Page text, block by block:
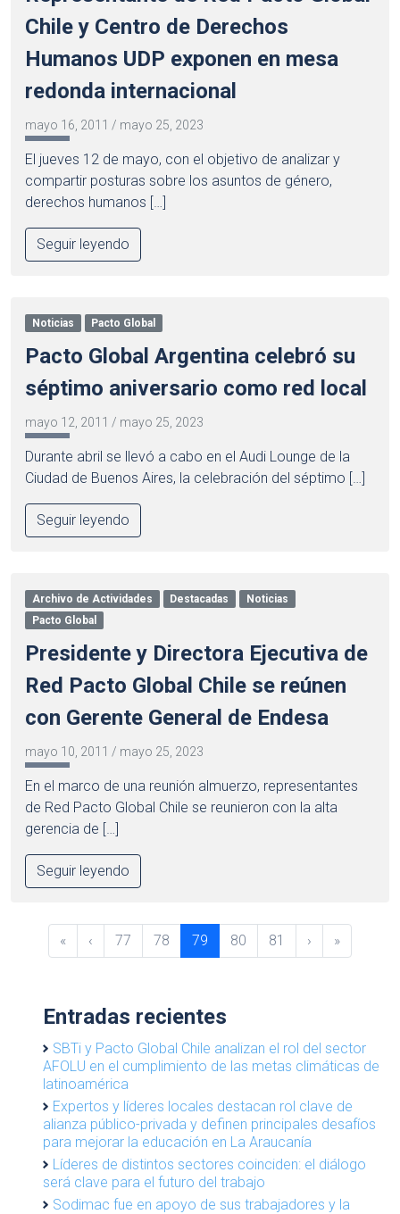
Chile y Centro de Derechos
Humanos UDP exponen en mesa
redonda internacional
mayo 16, 2011 / mayo 25, 2023
El jueves 12 de mayo, con el objetivo de analizar y
compartir posturas sobre los asuntos de género,
derechos humanos […]
Seguir leyendo
Noticias Pacto Global
Pacto Global Argentina celebró su
séptimo aniversario como red local
mayo 12, 2011 / mayo 25, 2023
Durante abril se llevó a cabo en el Audi Lounge de la
Ciudad de Buenos Aires, la celebración del séptimo […]
Seguir leyendo
Archivo de Actividades Destacadas
Noticias
Pacto Global
Presidente y Directora Ejecutiva de
Red Pacto Global Chile se reúnen
con Gerente General de Endesa
mayo 10, 2011 / mayo 25, 2023
En el marco de una reunión almuerzo, representantes
de Red Pacto Global Chile se reunieron con la alta
gerencia de […]
Seguir leyendo
« ‹
P
a
77
P
a
78
C
u
e
n
t
a
g
79
P
a
80
P
a
81 › »
Entradas recientes
SBTi y Pacto Global Chile analizan el rol del sector
AFOLU en el cumplimiento de las metas climáticas de
latinoamérica
Expertos y líderes locales destacan rol clave de
alianza público-privada y definen principales desafíos
para mejorar la educación en La Araucanía
Líderes de distintos sectores coinciden: el diálogo
será clave para el futuro del trabajo
Sodimac fue en apoyo de sus trabajadores y la